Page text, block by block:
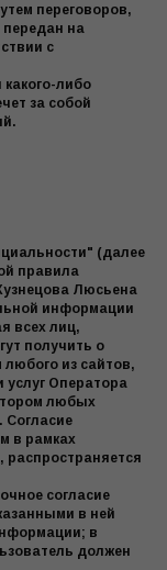
переговоров,
передан на
с
либо
за собой
(далее
правила
Люсьена
информации
всех лиц,
получить о
из сайтов,
услуг Оператора
любых
Согласие
в рамках
распространяется
согласие
в ней
в
должен